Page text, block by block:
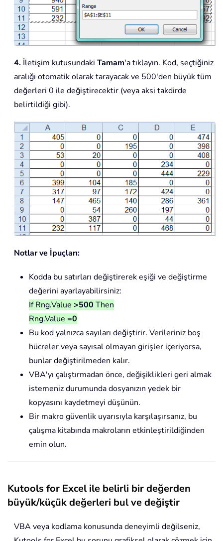
4. İletişim kutusundaki Tamam'a tıklayın. Kod, seçtiğiniz
aralığı otomatik olarak tarayacak ve 500'den büyük tüm
değerleri 0 ile değiştirecektir (veya aksi takdirde
belirtildiği gibi).
Notlar ve İpuçları:
Kodda bu satırları değiştirerek eşiği ve değiştirme
değerini ayarlayabilirsiniz:
If Rng.Value >500 Then
Rng.Value =0
Bu kod yalnızca sayıları değiştirir. Verileriniz boş
hücreler veya sayısal olmayan girişler içeriyorsa,
bunlar değiştirilmeden kalır.
VBA'yı çalıştırmadan önce, değişiklikleri geri almak
istemeniz durumunda dosyanızın yedek bir
kopyasını kaydetmeyi düşünün.
Bir makro güvenlik uyarısıyla karşılaşırsanız, bu
çalışma kitabında makroların etkinleştirildiğinden
emin olun.
Kutools for Excel ile belirli bir değerden
büyük/küçük değerleri bul ve değiştir
VBA veya kodlama konusunda deneyimli değilseniz,